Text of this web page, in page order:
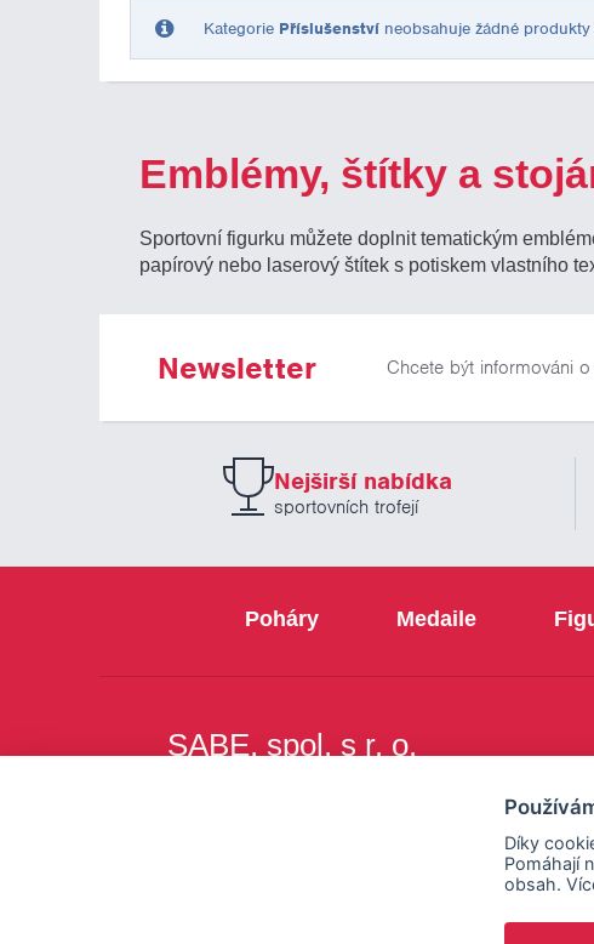
Kategorie Příslušenstvíneobsahuje žádné produkty
Emblémy, štítky a
Sportovní figurku můžete doplnit tematickým
papírový nebo laserový štítek s potiskem vlastního
Newsletter Chcete být informováni
Nejširší nabídka
sportovních trofejí
Poháry Medaile
SABE, spol. s r. o.
Díky
Pomáhají
obsah.